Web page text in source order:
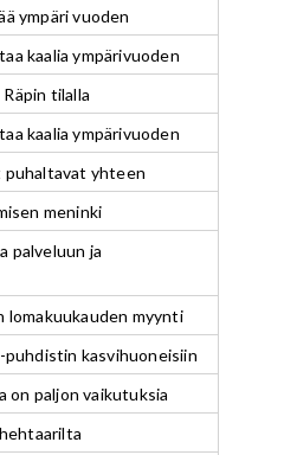
ympäri vuoden
kaalia ympärivuoden
tilalla
kaalia ympärivuoden
yhteen
meninki
palveluun ja
lomakuukauden myynti
puhdistin kasvihuoneisiin
on paljon vaikutuksia